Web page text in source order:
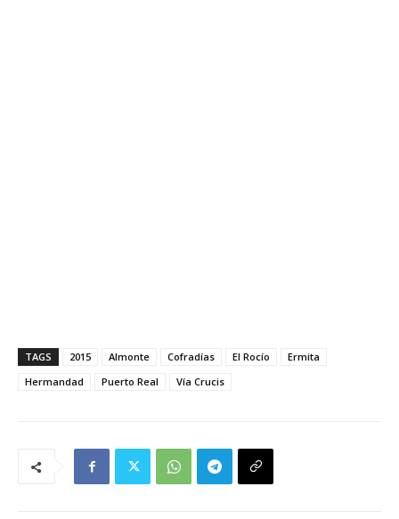
TAGS 2015 Almonte Cofradías El Rocío
Ermita
Hermandad
Puerto Real Vía Crucis